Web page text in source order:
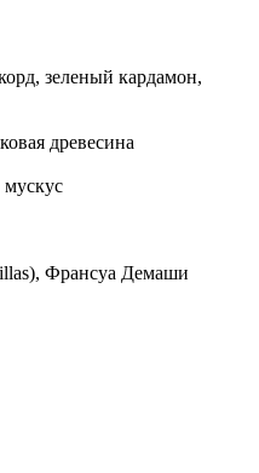
зеленый кардамон,
древесина
мускус
Франсуа Демаши